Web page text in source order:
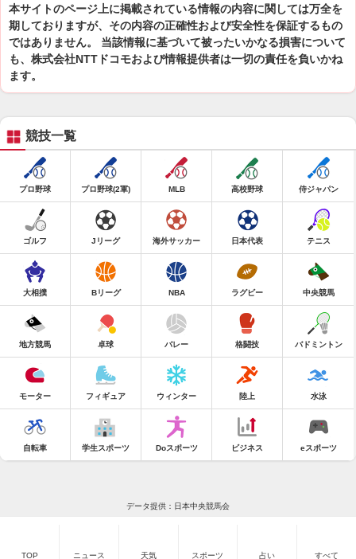
本サイトのページ上に掲載されている情報の内容に関しては万全を
期しておりますが、その内容の正確性および安全性を保証するもの
ではありません。 当該情報に基づいて被ったいかなる損害について
も、株式会社NTTドコモおよび情報提供者は一切の責任を負いかね
ます。
競技一覧
プロ野球 プロ野球(2軍) MLB 高校野球 侍ジャパン
ゴルフ Jリーグ 海外サッカー 日本代表 テニス
大相撲 Bリーグ NBA ラグビー 中央競馬
地方競馬 卓球 バレー 格闘技 バドミントン
モーター フィギュア ウィンター 陸上 水泳
自転車 学生スポーツ Doスポーツ ビジネス eスポーツ
データ提供：日本中央競馬会
TOP ニュース 天気 スポーツ 占い すべて